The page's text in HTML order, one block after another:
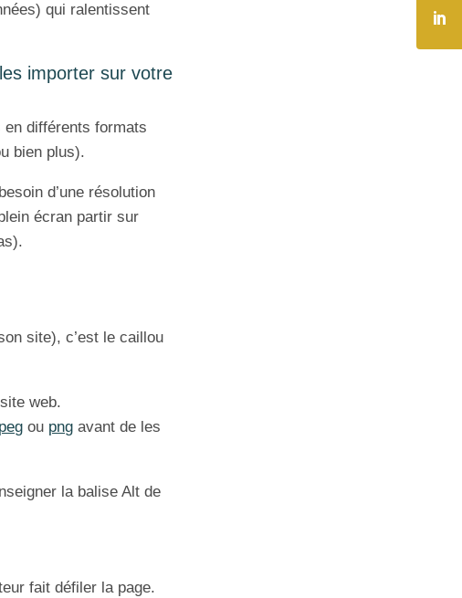
qui ralentissent
importer sur votre
en différents formats
bien plus).
d’une résolution
écran partir sur
site), c’est le caillou
web.
ou png avant de les
la balise Alt de
fait défiler la page.